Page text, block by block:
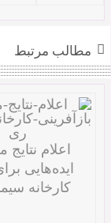
مطالب مرتبط
اعلام نتایج
ایده‌هایی
کارخانه